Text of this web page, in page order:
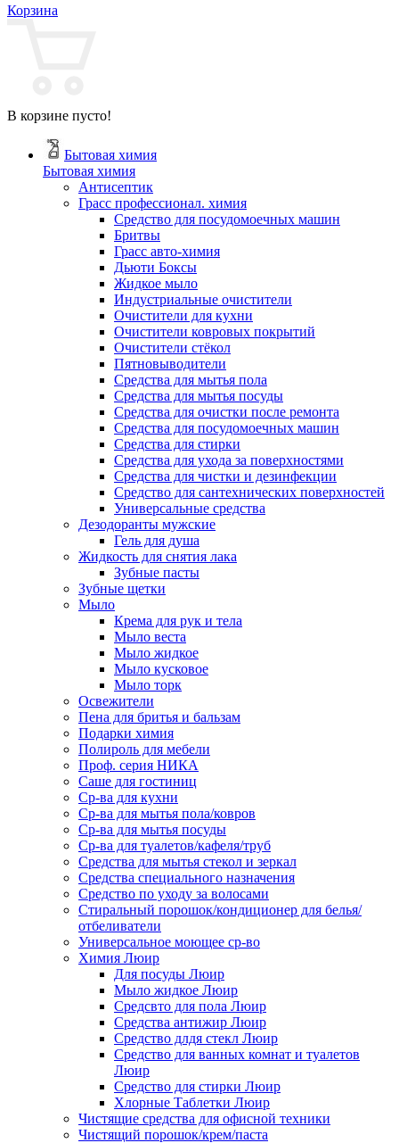
Корзина
В корзине пусто!
Бытовая химия
Бытовая химия
Антисептик
Грасс профессионал. химия
Cредство для посудомоечных машин
Бритвы
Грасс авто-химия
Дьюти Боксы
Жидкое мыло
Индустриальные очистители
Очистители для кухни
Очистители ковровых покрытий
Очистители стёкол
Пятновыводители
Средства для мытья пола
Средства для мытья посуды
Средства для очистки после ремонта
Средства для посудомоечных машин
Средства для стирки
Средства для ухода за поверхностями
Средства для чистки и дезинфекции
Средство для сантехнических поверхностей
Универсальные средства
Дезодоранты мужские
Гель для душа
Жидкость для снятия лака
Зубные пасты
Зубные щетки
Мыло
Крема для рук и тела
Мыло веста
Мыло жидкое
Мыло кусковое
Мыло торк
Освежители
Пена для бритья и бальзам
Подарки химия
Полироль для мебели
Проф. серия НИКА
Саше для гостиниц
Ср-ва для кухни
Ср-ва для мытья пола/ковров
Ср-ва для мытья посуды
Ср-ва для туалетов/кафеля/труб
Средства для мытья стекол и зеркал
Средства специального назначения
Средство по уходу за волосами
Стиральный порошок/кондиционер для белья/
отбеливатели
Универсальное моющее ср-во
Химия Люир
Для посуды Люир
Мыло жидкое Люир
Средсвто для пола Люир
Средства антижир Люир
Средство длдя стекл Люир
Средство для ванных комнат и туалетов
Люир
Средство для стирки Люир
Хлорные Таблетки Люир
Чистящие средства для офисной техники
Чистящий порошок/крем/паста